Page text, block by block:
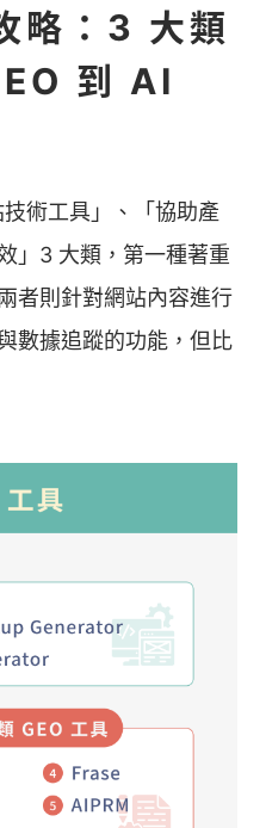
略：3 大類
到 AI
術工具」、「協助產
」3 大類，第一種著重
者則針對網站內容進行
數據追蹤的功能，但比